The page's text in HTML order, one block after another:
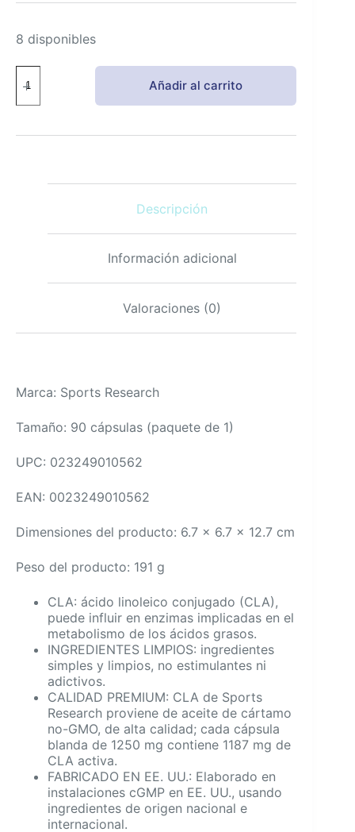
8 disponibles
Research
CLA
mg
Añadir al carrito
Descripción
Información adicional
Valoraciones (0)
Marca: Sports Research
Tamaño: 90 cápsulas (paquete de 1)
UPC: 023249010562
EAN: 0023249010562
Dimensiones del producto: 6.7 x 6.7 x 12.7 cm
Peso del producto: 191 g
CLA: ácido linoleico conjugado (CLA),
puede influir en enzimas implicadas en el
metabolismo de los ácidos grasos.
INGREDIENTES LIMPIOS: ingredientes
simples y limpios, no estimulantes ni
adictivos.
CALIDAD PREMIUM: CLA de Sports
Research proviene de aceite de cártamo
no-GMO, de alta calidad; cada cápsula
blanda de 1250 mg contiene 1187 mg de
CLA activa.
FABRICADO EN EE. UU.: Elaborado en
instalaciones cGMP en EE. UU., usando
ingredientes de origen nacional e
internacional.